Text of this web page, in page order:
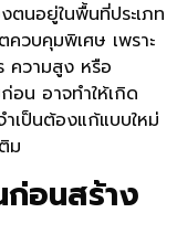
ตนอยู่ในพื้นที่ประเภท
วบคุมพิเศษ เพราะ
ความสูง หรือ
อน อาจทำให้เกิด
เป็นต้องแก้แบบใหม่
ม
อนสร้าง